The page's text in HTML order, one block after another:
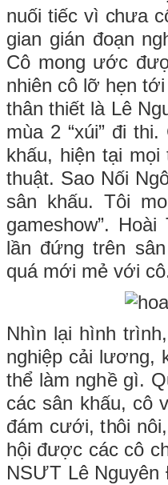
nuối tiếc vì chưa
gian gián đoạn
Cô mong ước
nhiên cô lỡ hẹn
thân thiết là Lê
mùa 2 “xúi” đi
khấu, hiện tại
thuật. Sao Nối
sân khấu. Tôi
gameshow”.
lần đứng trên
quá mới mẻ với
Nhìn lại hình
nghiệp cải lương,
thể làm nghề gì.
các sân khấu, cô
đám cưới, thôi
hội được các cô
NSƯT Lê